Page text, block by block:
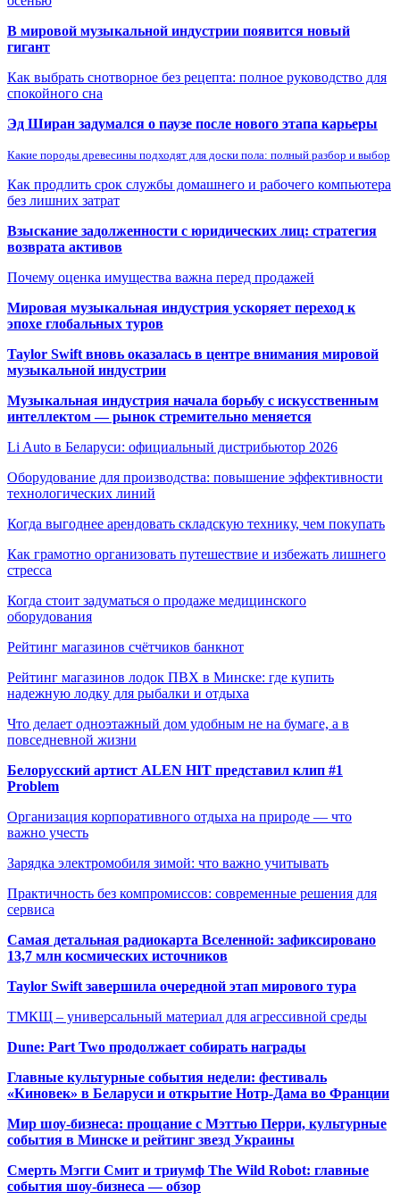
В мировой музыкальной индустрии появится новый
гигант
Как выбрать снотворное без рецепта: полное руководство для
спокойного сна
Эд Ширан задумался о паузе после нового этапа карьеры
Какие породы древесины подходят для доски пола: полный разбор и выбор
Как продлить срок службы домашнего и рабочего компьютера
без лишних затрат
Взыскание задолженности с юридических лиц: стратегия
возврата активов
Почему оценка имущества важна перед продажей
Мировая музыкальная индустрия ускоряет переход к
эпохе глобальных туров
Taylor Swift вновь оказалась в центре внимания мировой
музыкальной индустрии
Музыкальная индустрия начала борьбу с искусственным
интеллектом — рынок стремительно меняется
Li Auto в Беларуси: официальный дистрибьютор 2026
Оборудование для производства: повышение эффективности
технологических линий
Когда выгоднее арендовать складскую технику, чем покупать
Как грамотно организовать путешествие и избежать лишнего
стресса
Когда стоит задуматься о продаже медицинского
оборудования
Рейтинг магазинов счётчиков банкнот
Рейтинг магазинов лодок ПВХ в Минске: где купить
надежную лодку для рыбалки и отдыха
Что делает одноэтажный дом удобным не на бумаге, а в
повседневной жизни
Белорусский артист ALEN HIT представил клип #1
Problem
Организация корпоративного отдыха на природе — что
важно учесть
Зарядка электромобиля зимой: что важно учитывать
Практичность без компромиссов: современные решения для
сервиса
Самая детальная радиокарта Вселенной: зафиксировано
13,7 млн космических источников
Taylor Swift завершила очередной этап мирового тура
ТМКЩ – универсальный материал для агрессивной среды
Dune: Part Two продолжает собирать награды
Главные культурные события недели: фестиваль
«Киновек» в Беларуси и открытие Нотр-Дама во Франции
Мир шоу-бизнеса: прощание с Мэттью Перри, культурные
события в Минске и рейтинг звезд Украины
Смерть Мэгги Смит и триумф The Wild Robot: главные
события шоу-бизнеса — обзор